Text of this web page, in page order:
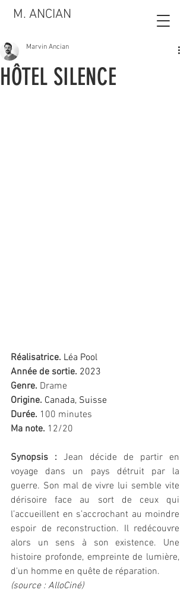
M. ANCIAN
HÔTEL SILENCE
Marvin Ancian
Réalisatrice. Léa Pool
Année de sortie. 2023
Genre. Drame
Origine. Canada, Suisse
Durée. 100 minutes
Ma note. 12/20
Synopsis : Jean décide de partir en
voyage dans un pays détruit par la
guerre. Son mal de vivre lui semble vite
dérisoire face au sort de ceux qui
l’accueillent en s’accrochant au moindre
espoir de reconstruction. Il redécouvre
alors un sens à son existence. Une
histoire profonde, empreinte de lumière,
d'un homme en quête de réparation.
(source : AlloCiné)